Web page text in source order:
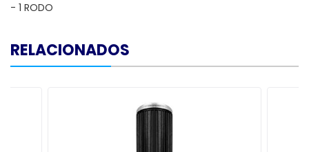
- 1 RODO
RELACIONADOS